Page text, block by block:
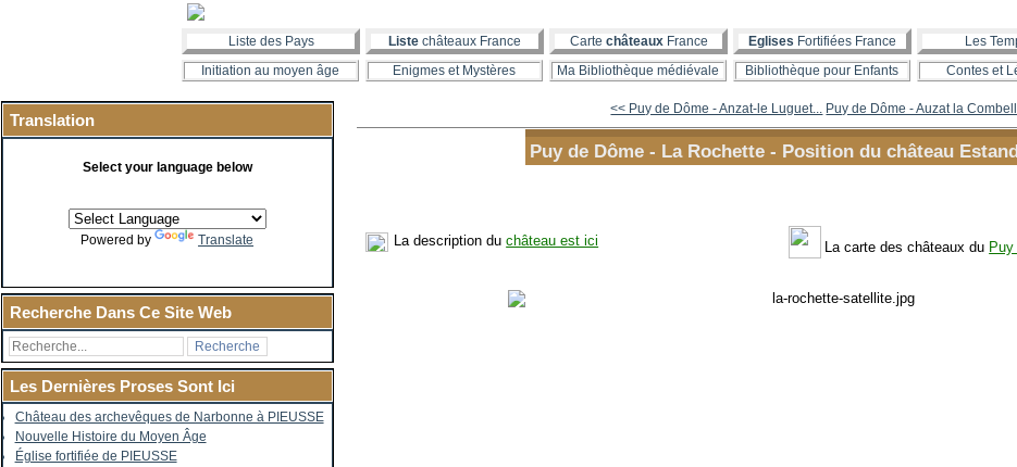
Liste des Pays Liste châteaux France Carte châteauxFrance Eglises Fortifiées France Les
Initiation au moyen âge
Enigmes et Mystères Ma Bibliothèque médiévale Bibliothèque pour Enfants Contes et
Translation
Select your language below
Powered by Translate
Recherche Dans Ce Site Web
Les Dernières Proses Sont Ici
Château des archevêques de Narbonne à PIEUSSE
Nouvelle Histoire du Moyen Âge
Église fortifiée de PIEUSSE
<< Puy de Dôme - Anzat-le Luguet... Puy de Dôme - Auzat la
Puy de Dôme - La Rochette - Position du château
La description duchâteau est ici La carte des châteaux du